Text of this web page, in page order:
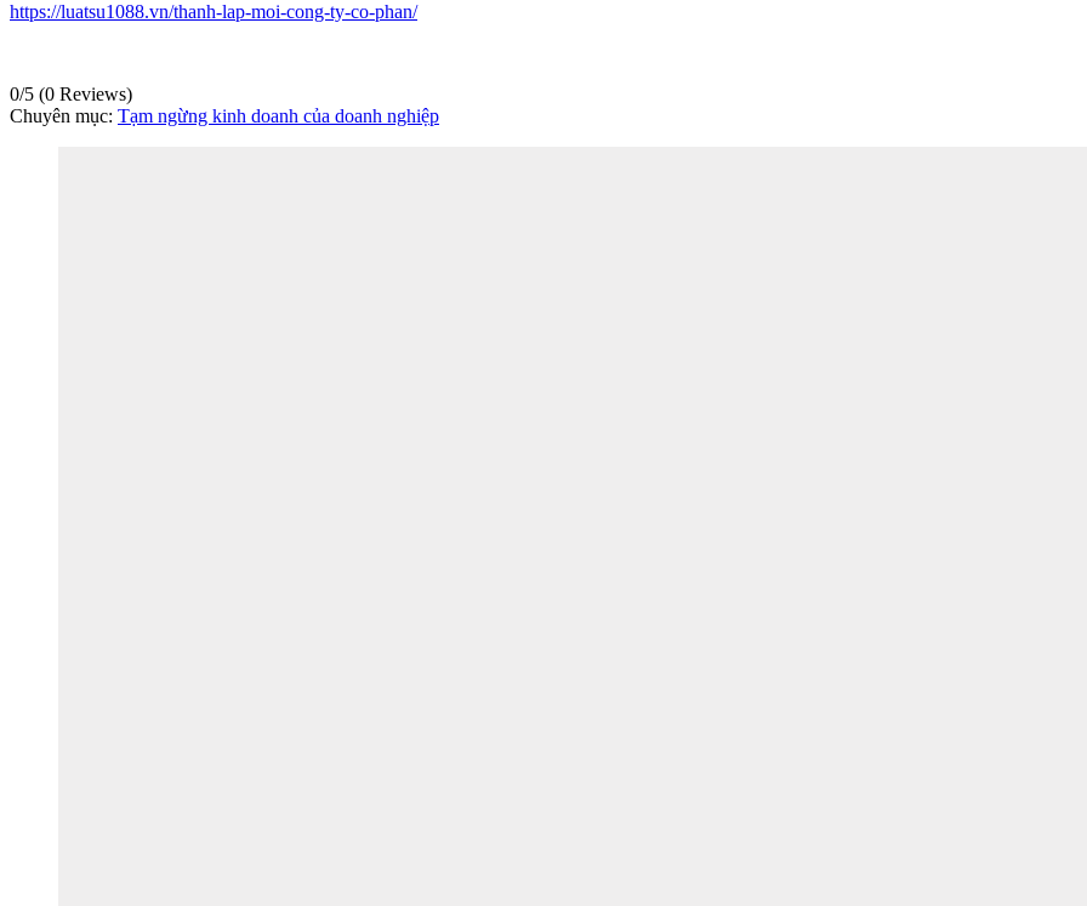
https://luatsu1088.vn/thanh-lap-moi-cong-ty-co-phan/
0/5 (0 Reviews)
Chuyên mục: Tạm ngừng kinh doanh của doanh nghiệp